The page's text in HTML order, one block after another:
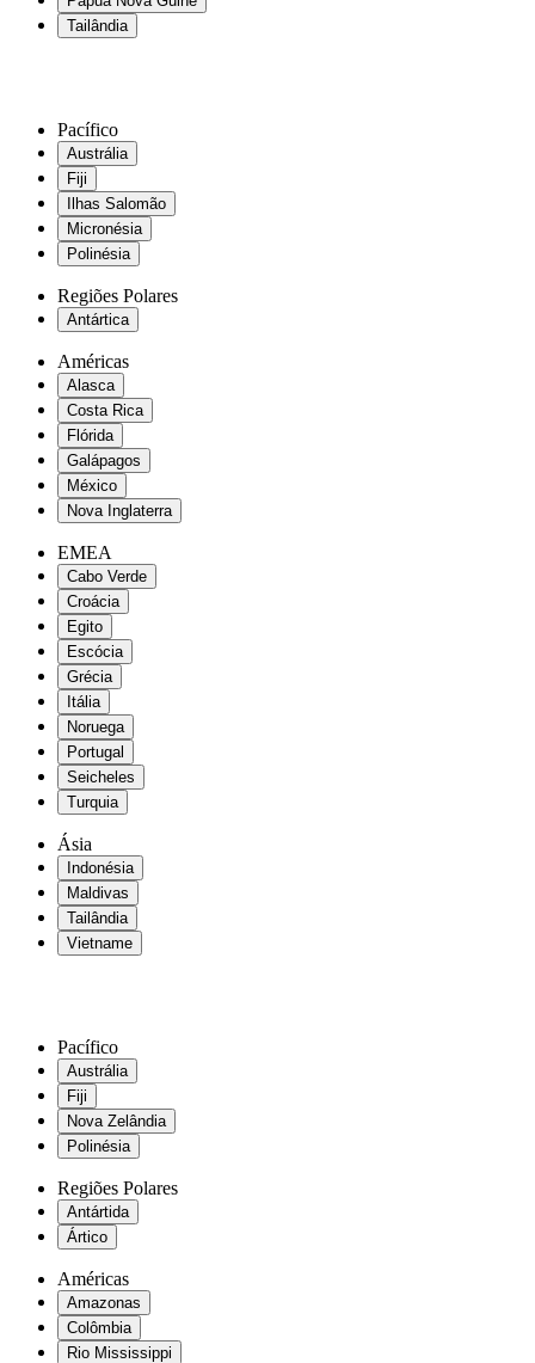
Tailândia
Pacífico
Austrália
Fiji
Ilhas Salomão
Micronésia
Polinésia
Regiões Polares
Antártica
Américas
Alasca
Costa Rica
Flórida
Galápagos
México
Nova Inglaterra
EMEA
Cabo Verde
Croácia
Egito
Escócia
Grécia
Itália
Noruega
Portugal
Seicheles
Turquia
Ásia
Indonésia
Maldivas
Tailândia
Vietname
Pacífico
Austrália
Fiji
Nova Zelândia
Polinésia
Regiões Polares
Antártida
Ártico
Américas
Amazonas
Colômbia
Rio Mississippi